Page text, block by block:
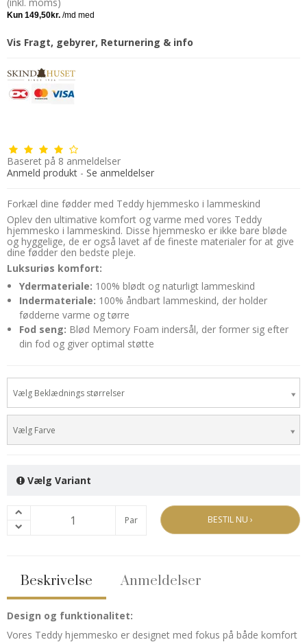
Vis Fragt, gebyrer, Returnering & info
Baseret på 8 anmeldelser
Anmeld produkt - Se anmeldelser
Forkæl dine fødder med Teddy hjemmesko i lammeskind
Oplev den ultimative komfort og varme med vores Teddy
hjemmesko i lammeskind. Disse hjemmesko er ikke bare bløde
og hyggelige, de er også lavet af de fineste materialer for at give
dine fødder den bedste pleje.
Luksuriøs komfort:
Ydermateriale: 100% blødt og naturligt lammeskind
Indermateriale: 100% åndbart lammeskind, der holder
fødderne varme og tørre
Fod seng: Blød Memory Foam indersål, der former sig efter
din fod og giver optimal støtte
Vælg Beklædnings størrelser
Vælg Farve
Vælg Variant
Par BESTIL NU ›
Beskrivelse Anmeldelser
Design og funktionalitet:
Vores Teddy hjemmesko er designet med fokus på både komfort